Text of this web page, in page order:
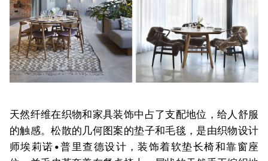
天然纤维在织物和家具装饰中占了支配地位，给人舒服
的触感。松散的几何图案的垫子和毛毯，是由织物设计
师埃莉诺•普里查德设计，装饰着软垫长椅和靠窗座